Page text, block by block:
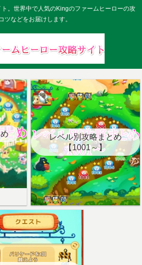
。世界中で人気のKingのファームヒーローの攻
ツなどをお届けします。
レベル別攻略まとめ
【1001～】